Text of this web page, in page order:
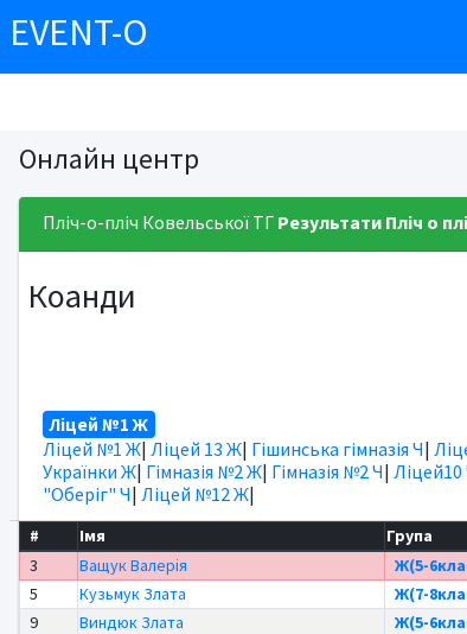
EVENT-O
Онлайн центр
Пліч-о-пліч Ковельської ТГ Результати Пліч о
Коанди
Ліцей №1 Ж
Ліцей №1 Ж| Ліцей 13 Ж| Гішинська гімназія Ч|
Українки Ж| Гімназія №2 Ж| Гімназія №2 Ч| Ліцей10
"Оберіг" Ч| Ліцей №12 Ж|
# Імя Група
3
Ващук Валерія Ж(5-
5
Кузьмук Злата Ж(7-
9
Виндюк Злата Ж(5-